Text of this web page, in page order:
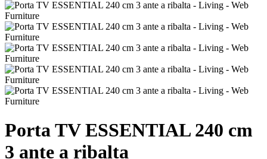
Porta TV ESSENTIAL 240 cm
3 ante a ribalta